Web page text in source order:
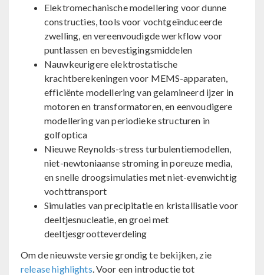
Elektromechanische modellering voor dunne
constructies, tools voor vochtgeïnduceerde
zwelling, en vereenvoudigde werkflow voor
puntlassen en bevestigingsmiddelen
Nauwkeurigere elektrostatische
krachtberekeningen voor MEMS-apparaten,
efficiënte modellering van gelamineerd ijzer in
motoren en transformatoren, en eenvoudigere
modellering van periodieke structuren in
golfoptica
Nieuwe Reynolds-stress turbulentiemodellen,
niet-newtoniaanse stroming in poreuze media,
en snelle droogsimulaties met niet-evenwichtig
vochttransport
Simulaties van precipitatie en kristallisatie voor
deeltjesnucleatie, en groei met
deeltjesgrootteverdeling
Om de nieuwste versie grondig te bekijken, zie
release highlights . Voor een introductie tot